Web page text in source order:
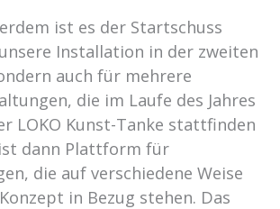
ist es der Startschuss
Installation in der zweiten
auch für mehrere
die im Laufe des Jahres
LOKO Kunst-Tanke stattfinden
dann Plattform für
die auf verschiedene Weise
in Bezug stehen. Das